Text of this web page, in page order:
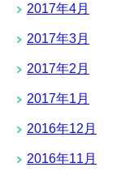
2017年4月
2017年3月
2017年2月
2017年1月
2016年12月
2016年11月